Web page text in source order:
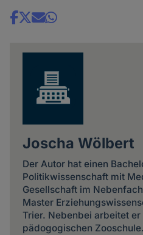
Share
Joscha Wölbert
Der Autor hat einen
Politikwissenschaft mit
Gesellschaft im
Master
Trier. Nebenbei arbeitet
pädogogischen Zooschule.